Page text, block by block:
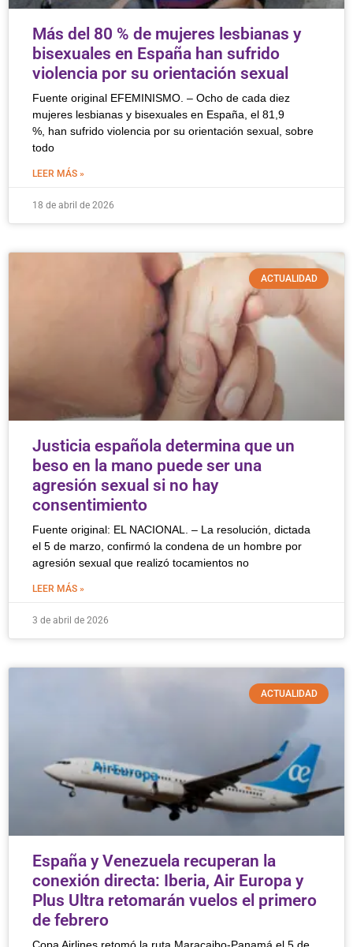
Más del 80 % de mujeres lesbianas y
bisexuales en España han sufrido
violencia por su orientación sexual
Fuente original EFEMINISMO. – Ocho de cada diez
mujeres lesbianas y bisexuales en España, el 81,9
%, han sufrido violencia por su orientación sexual, sobre
todo
LEER MÁS »
18 de abril de 2026
ACTUALIDAD
Justicia española determina que un
beso en la mano puede ser una
agresión sexual si no hay
consentimiento
Fuente original: EL NACIONAL. – La resolución, dictada
el 5 de marzo, confirmó la condena de un hombre por
agresión sexual que realizó tocamientos no
LEER MÁS »
3 de abril de 2026
ACTUALIDAD
España y Venezuela recuperan la
conexión directa: Iberia, Air Europa y
Plus Ultra retomarán vuelos el primero
de febrero